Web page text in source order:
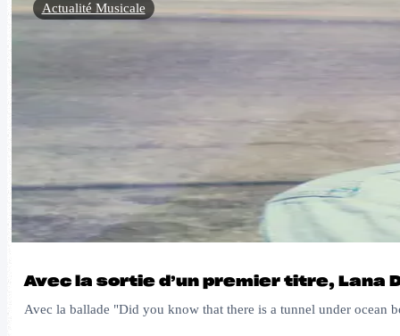
Avec la sortie d’un premier titre, Lana
Avec la ballade "Did you know that there is a tunnel under
Actualité Musicale